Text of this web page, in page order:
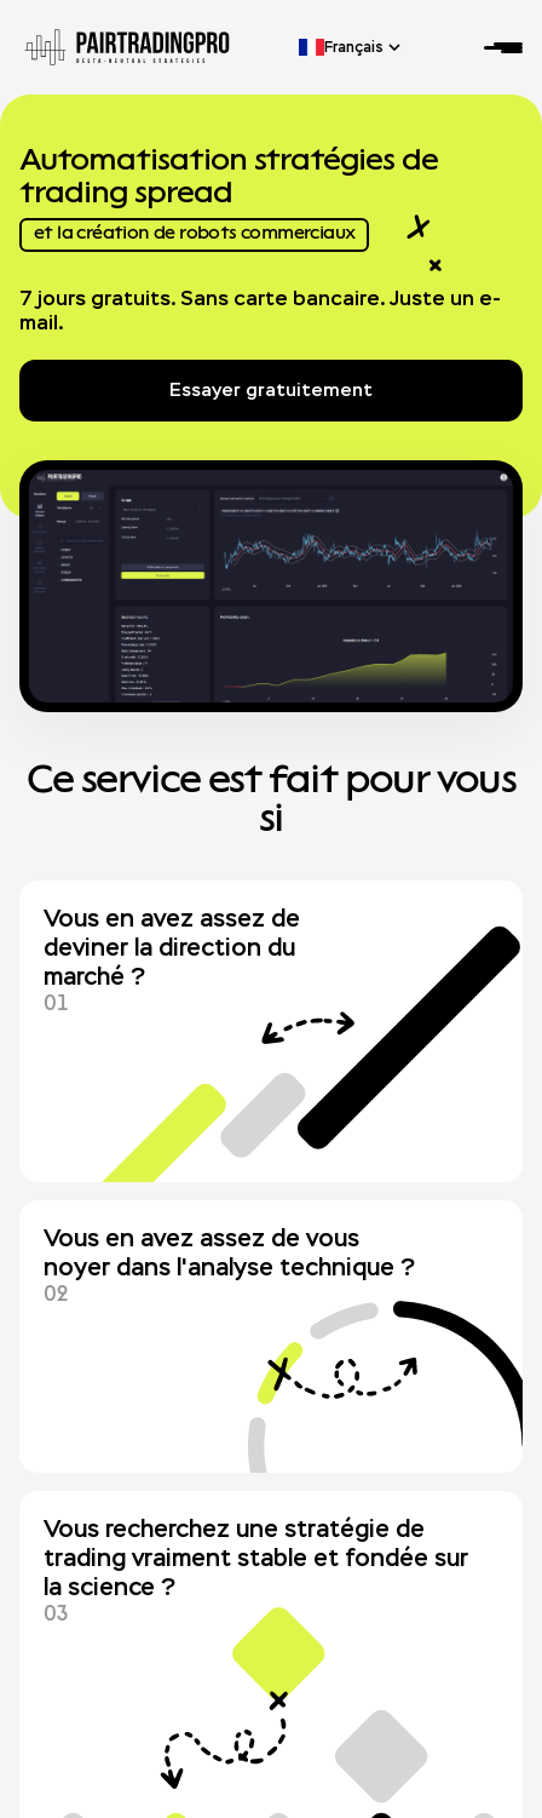
Français
Automatisation stratégies de
trading spread
et la création de robots commerciaux
7 jours gratuits. Sans carte bancaire. Juste un e-
mail.
Essayer gratuitement
Ce service est fait pour vous
si
Vous en avez assez de
deviner la direction du
marché ?
Vous en avez assez de vous
noyer dans l'analyse technique ?
Vous recherchez une stratégie de
trading vraiment stable et fondée sur
la science ?